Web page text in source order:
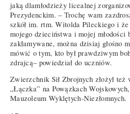
jaką dlamłodzieży licealnej
Prezydenckim. – Trochę wam
szkół im. rtm. Witolda Pileckiego i
mojego dzieciństwa i mojej młodości
zakłamywane, można dzisiaj głośno
mówić o tym, kto był prawdziwym
zdrajcą– powiedział do uczniów.
Zwierzchnik Sił Zbrojnych złożył
„Łączka” na Powązkach
Mauzoleum Wyklętych-Niezłomnych.